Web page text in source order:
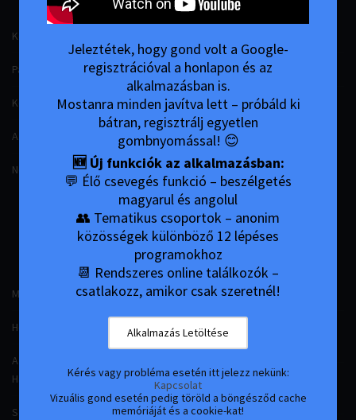
Könyvek (hun)
Pamfletek (hun)
Könyvek (en)
A.A. Videók
Nemzetközi Meeting Kereső
N.A. Videók
Online Gyűlések
NÉVTELEN
HOZZÁTARTOZÓK
Mi az Al-anon?
Hogyan Működik?
Az Al-Anon 12 Lépése és 12
Hagyománya
Szükségem van-e az Al-Anonra
SZEXÉS
SZERELEMFÜGGŐK
Mi az SLAA?
Mi a szex- és szerelmi
függőség?
A szex, és szerelemfüggés
jellemzői
Jeleztétek, hogy gond volt a Google-
regisztrációval a honlapon és az
alkalmazásban is.
Mostanra minden javítva lett – próbáld ki
bátran, regisztrálj egyetlen
gombnyomással! 😊
🆕 Új funkciók az alkalmazásban:
💬 Élő csevegés funkció – beszélgetés
magyarul és angolul
👥 Tematikus csoportok – anonim
közösségek különböző 12 lépéses
programokhoz
📆 Rendszeres online találkozók –
csatlakozz, amikor csak szeretnél!
Alkalmazás Letöltése
Kérés vagy probléma esetén itt jelezz nekünk:
Kapcsolat
Vizuális gond esetén pedig töröld a böngésződ cache
memóriáját és a cookie-kat!